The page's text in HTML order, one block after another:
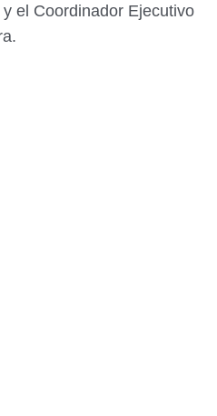
el Coordinador Ejecutivo